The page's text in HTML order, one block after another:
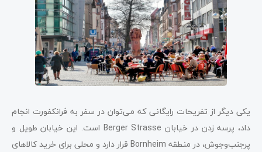
یکی دیگر از تفریحات رایگانی که می‌توان در سفر به فرانکفورت انجام
داد، پرسه زدن در خیابان Berger Strasse است. این خیابان طویل و
پرجنب‌وجوش، در منطقه Bornheim قرار دارد و محلی برای خرید کالاهای